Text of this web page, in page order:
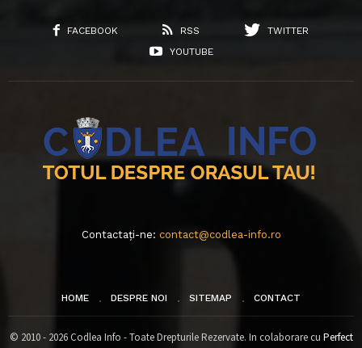
FACEBOOK RSS
TWITTER
YOUTUBE
Contactați-ne: contact@codlea-info.ro
HOME DESPRE NOI SITEMAP CONTACT
© 2010 - 2026 Codlea Info - Toate Drepturile Rezervate. In colaborare cu Perfect